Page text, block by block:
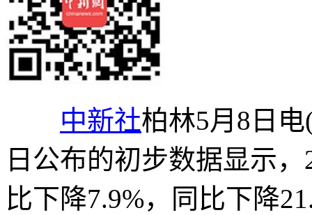
中新社柏林5月8日
日公布的初步数据显示
比下降7.9%，同比下降